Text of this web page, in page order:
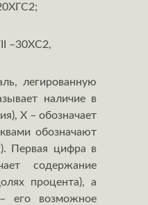
–30ХС2,
легированную
наличие в
Х – обозначает
обозначают
Первая цифра в
содержание
процента), а
его возможное